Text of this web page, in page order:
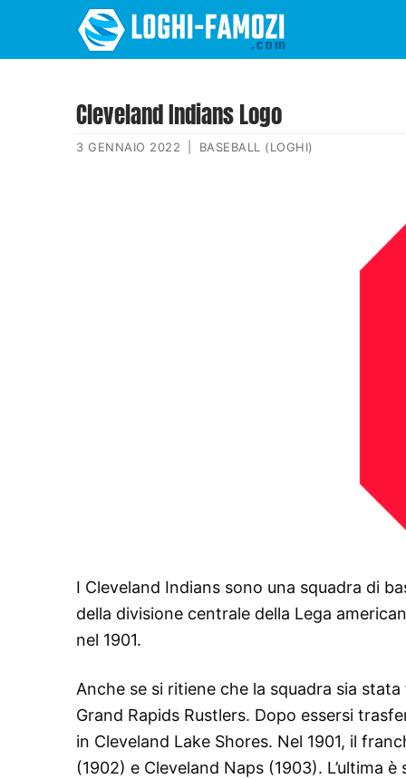
Cleveland Indians Logo
3 GENNAIO 2022 BASEBALL (LOGHI)
I Cleveland Indians sono una squadra di
della divisione centrale della Lega
nel 1901.
Anche se si ritiene che la squadra sia
Grand Rapids Rustlers. Dopo essersi
in Cleveland Lake Shores. Nel 1901, il
(1902) e Cleveland Naps (1903). L’ultima